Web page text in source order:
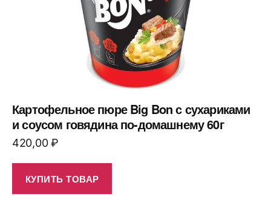
Картофельное пюре Big Bon с сухариками
и соусом говядина по-домашнему 60г
420,00₽
КУПИТЬ ТОВАР